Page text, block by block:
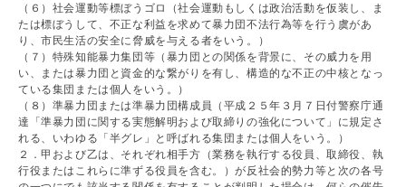
（６）社会運動等標ぼうゴロ（社会運動もしくは政治活動を仮装し、ま
たは標ぼうして、不正な利益を求めて暴力団不法行為等を行う虞があ
り、市民生活の安全に脅威を与える者をいう。）
（７）特殊知能暴力集団等（暴力団との関係を背景に、その威力を用
い、または暴力団と資金的な繋がりを有し、構造的な不正の中核となっ
ている集団または個人をいう。）
（８）準暴力団または準暴力団構成員（平成２５年３月７日付警察庁通
達「準暴力団に関する実態解明および取締りの強化について」に規定さ
れる、いわゆる「半グレ」と呼ばれる集団または個人をいう。）
２．甲および乙は、それぞれ相手方（業務を執行する役員、取締役、執
行役またはこれらに準ずる役員を含む。）が反社会的勢力等と次の各号